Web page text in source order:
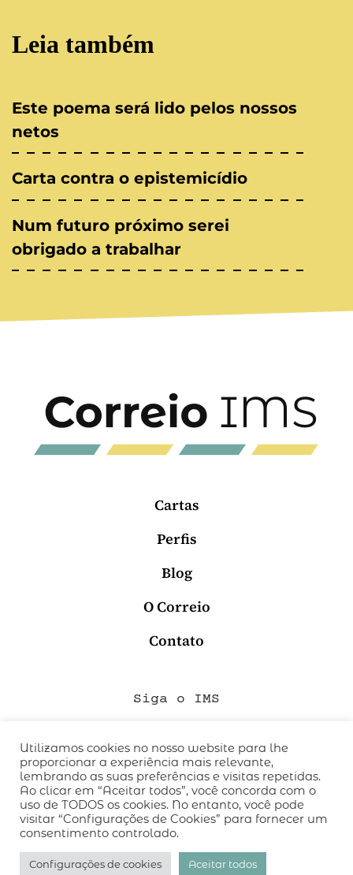
Leia também
Este poema será lido pelos nossos
netos
Carta contra o epistemicídio
Num futuro próximo serei
obrigado a trabalhar
Cartas
Perfis
Blog
O Correio
Contato
Siga o IMS
QUEM SOMOS
CÓDIGO DE CONDUTA
POLÍTICA DE PRIVACIDADE
TERMOS DE USO
desenvolvido pelo
Utilizamos cookies no nosso website para lhe
proporcionar a experiência mais relevante,
lembrando as suas preferências e visitas repetidas.
Ao clicar em “Aceitar todos”, você concorda com o
uso de TODOS os cookies. No entanto, você pode
visitar “Configurações de Cookies” para fornecer um
consentimento controlado.
Configurações de cookies Aceitar todos